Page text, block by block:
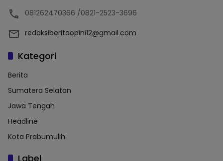
081262470366 /0821-2523-3696
redaksiberitaopini12@gmail.com
Kategori
Berita
Sumatera Selatan
Jawa Tengah
Headline
Kota Prabumulih
Label